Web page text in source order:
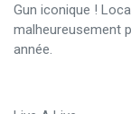
Gun iconique !
malheureusement
année.